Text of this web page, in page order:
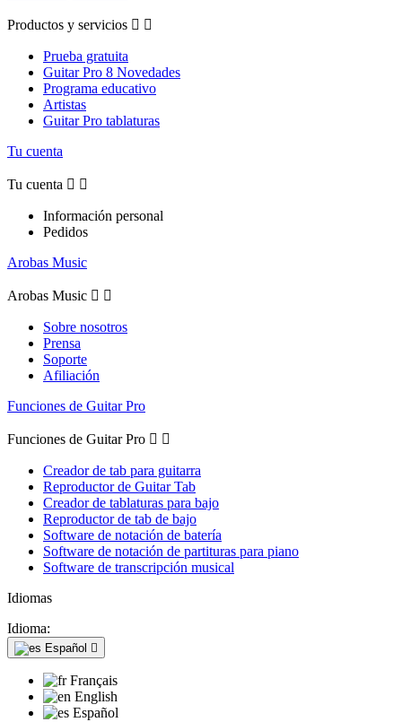
Productos y servicios  
Prueba gratuita
Guitar Pro 8 Novedades
Programa educativo
Artistas
Guitar Pro tablaturas
Tu cuenta
Tu cuenta  
Información personal
Pedidos
Arobas Music
Arobas Music  
Sobre nosotros
Prensa
Soporte
Afiliación
Funciones de Guitar Pro
Funciones de Guitar Pro  
Creador de tab para guitarra
Reproductor de Guitar Tab
Creador de tablaturas para bajo
Reproductor de tab de bajo
Software de notación de batería
Software de notación de partituras para piano
Software de transcripción musical
Idiomas
Idioma:
Español 
Français
English
Español